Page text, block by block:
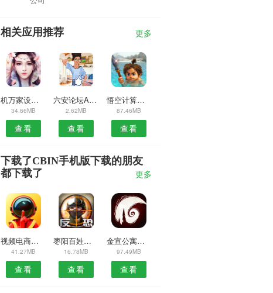
相关应用推荐 更多
机万家设备安卓版
34.66MB
查看
六安论坛APP
2.62MB
查看
悟空计算器APP
87.46MB
查看
下载了CBIN手机版下载的朋友
都下载了
更多
视频电商助手安卓版
41.27MB
查看
枣阳百姓网安卓版
16.78MB
查看
金宣公寓预约安卓版
97.49MB
查看